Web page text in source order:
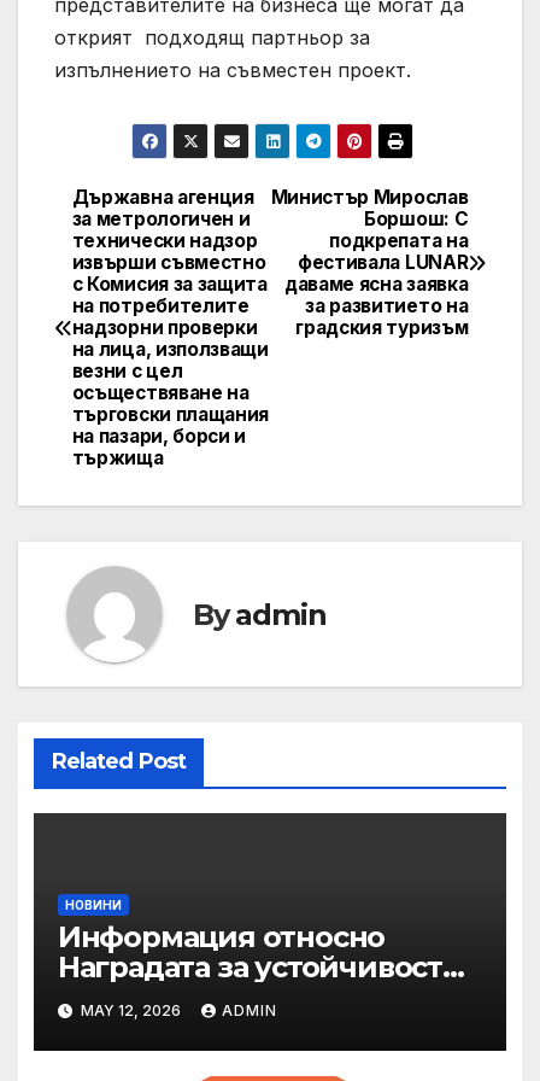
представителите на бизнеса ще могат да
открият подходящ партньор за
изпълнението на съвместен проект.
Post
navigation
Министър Мирослав
Боршош: С
подкрепата на
фестивала LUNAR
даваме ясна заявка
за развитието на
градския туризъм
Държавна агенция
за метрологичен и
технически надзор
извърши съвместно
с Комисия за защита
на потребителите
надзорни проверки
на лица, използващи
везни с цел
осъществяване на
търговски плащания
на пазари, борси и
тържища
Byadmin
Related Post
НОВИНИ
Информация относно
Наградата за устойчивост
на ОАЕ „Зайед“
MAY 12, 2026 ADMIN